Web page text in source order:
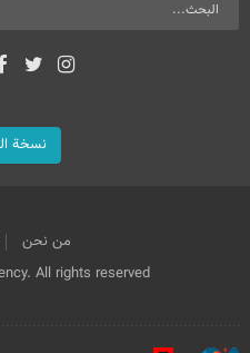
نسخة
من نحن
All rights reserved